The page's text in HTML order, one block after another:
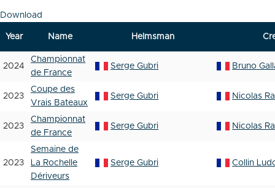
Download
Year Name Helmsman
2024
Championnat
de France
Serge Gubri Bruno
2023
Coupe des
Vrais Bateaux
Serge Gubri Nicolas
2023
Championnat
de France
Serge Gubri Nicolas
2023
Semaine de
La Rochelle
Dériveurs
Serge Gubri Collin